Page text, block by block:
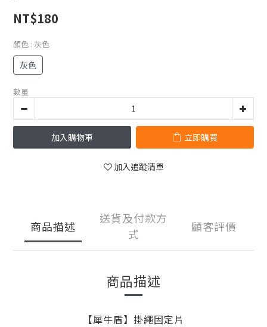
NT$180
顏色 : 灰色
灰色
數量
加入購物車 立即購買
加入追蹤清單
商品描述
送貨及付款方
式
顧客評價
商品描述
【犀牛盾】掛繩固定片